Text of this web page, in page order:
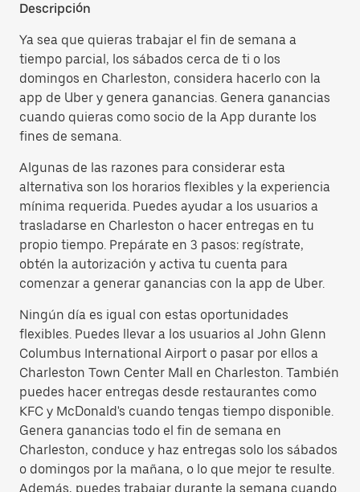
Descripción
Ya sea que quieras trabajar el fin de semana a
tiempo parcial, los sábados cerca de ti o los
domingos en Charleston, considera hacerlo con la
app de Uber y genera ganancias. Genera ganancias
cuando quieras como socio de la App durante los
fines de semana.
Algunas de las razones para considerar esta
alternativa son los horarios flexibles y la experiencia
mínima requerida. Puedes ayudar a los usuarios a
trasladarse en Charleston o hacer entregas en tu
propio tiempo. Prepárate en 3 pasos: regístrate,
obtén la autorización y activa tu cuenta para
comenzar a generar ganancias con la app de Uber.
Ningún día es igual con estas oportunidades
flexibles. Puedes llevar a los usuarios al John Glenn
Columbus International Airport o pasar por ellos a
Charleston Town Center Mall en Charleston. También
puedes hacer entregas desde restaurantes como
KFC y McDonald's cuando tengas tiempo disponible.
Genera ganancias todo el fin de semana en
Charleston, conduce y haz entregas solo los sábados
o domingos por la mañana, o lo que mejor te resulte.
Además, puedes trabajar durante la semana cuando